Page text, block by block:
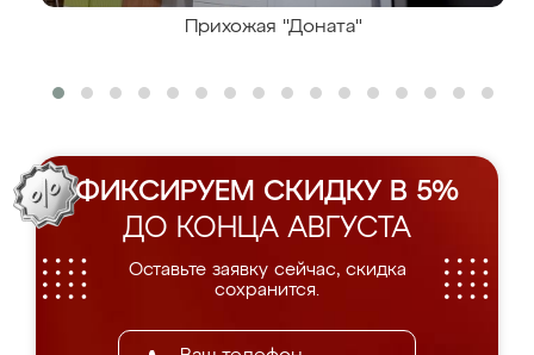
Прихожая "Доната"
ФИКСИРУЕМ СКИДКУ В 5%
ДО КОНЦА АВГУСТА
Оставьте заявку сейчас, скидка
сохранится.